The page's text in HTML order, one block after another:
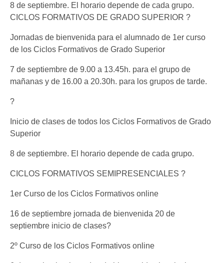
8 de septiembre. El horario depende de cada grupo.
CICLOS FORMATIVOS DE GRADO SUPERIOR ?
Jornadas de bienvenida para el alumnado de 1er curso
de los Ciclos Formativos de Grado Superior
7 de septiembre de 9.00 a 13.45h. para el grupo de
mañanas y de 16.00 a 20.30h. para los grupos de tarde.
?
Inicio de clases de todos los Ciclos Formativos de Grado
Superior
8 de septiembre. El horario depende de cada grupo.
CICLOS FORMATIVOS SEMIPRESENCIALES ?
1er Curso de los Ciclos Formativos online
16 de septiembre jornada de bienvenida 20 de
septiembre inicio de clases?
2º Curso de los Ciclos Formativos online